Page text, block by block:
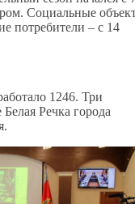
Социальные
потребители – с 14
1246. Три
Речка города